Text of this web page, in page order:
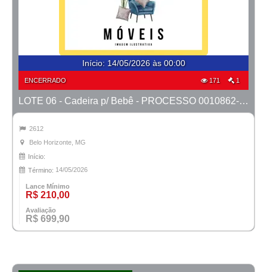
Início: 14/05/2026 às 00:00
ENCERRADO 171 1
LOTE 06 - Cadeira p/ Bebê - PROCESSO 0010862-66.2023-41ª BH
2612
Belo Horizonte, MG
Início:
Término: 14/05/2026
Lance Mínimo
R$ 210,00
Avaliação
R$ 699,90